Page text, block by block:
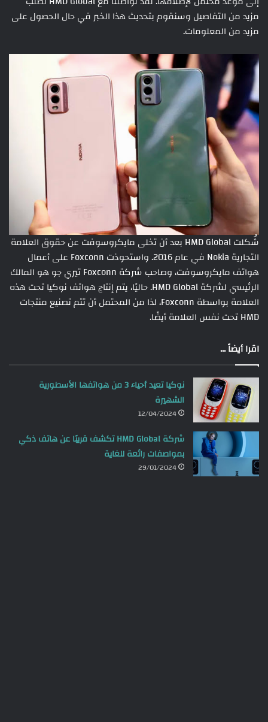
مزيد من التفاصيل وسنقوم بتحديث هذا الخبر في حال الحصول على
مزيد من المعلومات.
شُكلت HMD Global بعد أن تخلى مايكروسوفت عن حقوق العلامة
التجارية Nokia في عام 2016. واستحوذت Foxconn على أعمال
هواتف مايكروسوفت، وصاحب شركة Foxconn تيري جو هو المالك
الرئيسي لشركة HMD Global. حاليًا، يتم إنتاج هواتف نوكيا تحت هذه
العلامة بواسطة Foxconn، لذا من المحتمل أن تتم تصنيع منتجات
HMD تحت نفس العلامة أيضًا.
اقرا أيضاً ...
نوكيا تعيد أحياء 3 من هواتفها الأسطورية
الشهيرة
12/04/2024
شركة HMD Global تكشف قريبًا عن هاتف ذكي
بمواصفات رائعة للغاية
29/01/2024